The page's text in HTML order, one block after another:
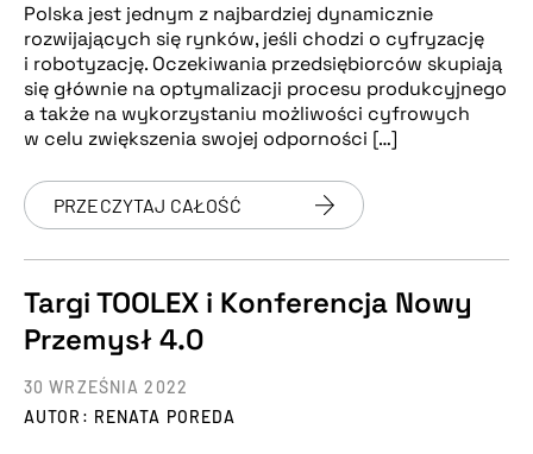
Polska jest jednym z najbardziej dynamicznie
rozwijających się rynków, jeśli chodzi o cyfryzację
i robotyzację. Oczekiwania przedsiębiorców skupiają
się głównie na optymalizacji procesu produkcyjnego
a także na wykorzystaniu możliwości cyfrowych
w celu zwiększenia swojej odporności […]
PRZECZYTAJ CAŁOŚĆ
Targi TOOLEX i Konferencja Nowy
Przemysł 4.0
AUTOR: RENATA POREDA
30 WRZEŚNIA 2022